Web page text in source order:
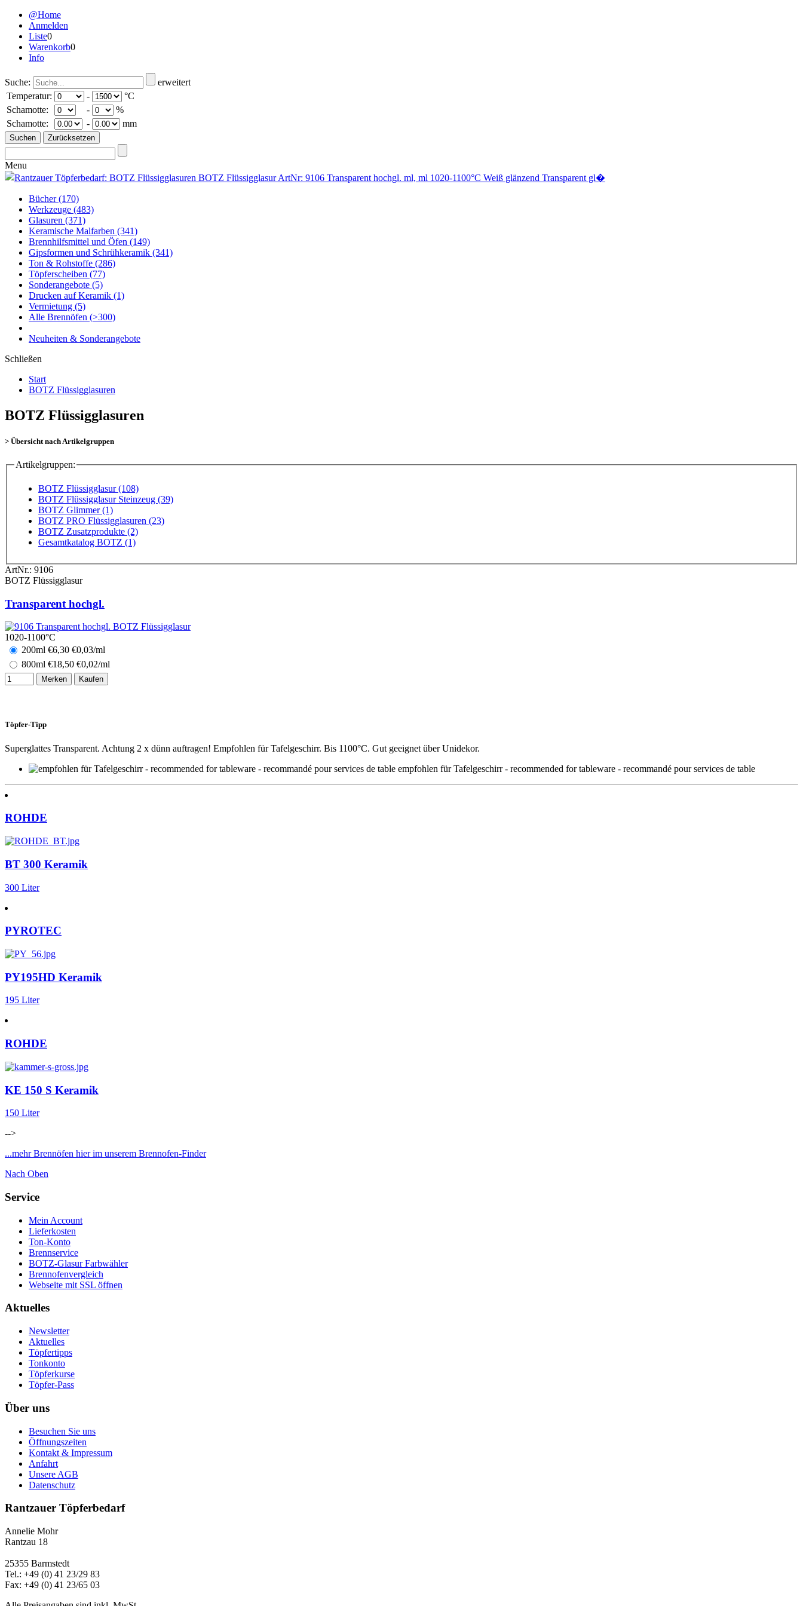
@Home
Anmelden
Liste0
Warenkorb0
Info
Suche:
erweitert
Temperatur:
-
°C
Schamotte:
-
%
Schamotte:
- mm
Menu
Bücher(170)
Werkzeuge (483)
Glasuren (371)
Keramische Malfarben (341)
Brennhilfsmittel und Öfen (149)
Gipsformen und Schrühkeramik (341)
Ton & Rohstoffe (286)
Töpferscheiben (77)
Sonderangebote (5)
Drucken auf Keramik (1)
Vermietung (5)
Alle Brennöfen (>300)
Neuheiten & Sonderangebote
Schließen
Start
BOTZ Flüssigglasuren
BOTZ Flüssigglasuren
> Übersicht nach Artikelgruppen
Artikelgruppen:
BOTZ Flüssigglasur (108)
BOTZ Flüssigglasur Steinzeug (39)
BOTZ Glimmer (1)
BOTZ PRO Flüssigglasuren (23)
BOTZ Zusatzprodukte (2)
Gesamtkatalog BOTZ (1)
ArtNr.: 9106
BOTZ Flüssigglasur
Transparent hochgl.
1020-1100°C
200ml €6,30 €0,03/ml
800ml €18,50 €0,02/ml
Merken Kaufen
Töpfer-Tipp
Superglattes Transparent. Achtung 2 x dünn auftragen! Empfohlen für Tafelgeschirr. Bis 1100°C. Gut geeignet über Unidekor.
empfohlen für Tafelgeschirr - recommended for tableware - recommandé pour services de table
ROHDE
BT 300 Keramik
300 Liter
PYROTEC
PY195HD Keramik
195 Liter
ROHDE
KE 150 S Keramik
150 Liter
-->
...mehr Brennöfen hier im unserem Brennofen-Finder
Nach Oben
Service
Mein Account
Lieferkosten
Ton-Konto
Brennservice
BOTZ-Glasur Farbwähler
Brennofenvergleich
Webseite mit SSL öffnen
Aktuelles
Newsletter
Aktuelles
Töpfertipps
Tonkonto
Töpferkurse
Töpfer-Pass
Über uns
Besuchen Sie uns
Öffnungszeiten
Kontakt & Impressum
Anfahrt
Unsere AGB
Datenschutz
Rantzauer Töpferbedarf
Annelie Mohr
Rantzau 18
25355 Barmstedt
Tel.: +49 (0) 41 23/29 83
Fax: +49 (0) 41 23/65 03